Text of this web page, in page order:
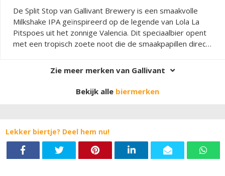
De Split Stop van Gallivant Brewery is een smaakvolle
Milkshake IPA geïnspireerd op de legende van Lola La
Pitspoes uit het zonnige Valencia. Dit speciaalbier opent
met een tropisch zoete noot die de smaakpapillen direct
verfrissende citrusgolf die doet denken aan rijpe
sinaasappels uit de Spaanse tuinen. De afdronk is
fluweelzacht en aanhoudend aangenaam. Kenmerkend
voor een Milkshake IPA is de romige body dankzij het
levendige en aromatische smaakbeleving, terwijl de
zachte bitterheid perfect in balans is met de zoete tonen.
Het resultaat is een toegankelijk maar complex
Zie meer merken van Gallivant
Bekijk alle biermerken
Lekker biertje? Deel hem nu!